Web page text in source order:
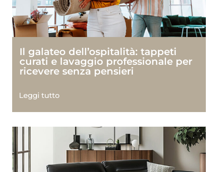
Il galateo dell’ospitalità: tappeti
curati e lavaggio professionale per
ricevere senza pensieri
Leggi tutto